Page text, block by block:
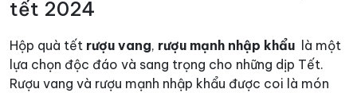
tết 2024
Hộp quà tết rượu vang, rượu mạnh nhập khẩu là một
lựa chọn độc đáo và sang trọng cho những dịp Tết.
Rượu vang và rượu mạnh nhập khẩu được coi là món